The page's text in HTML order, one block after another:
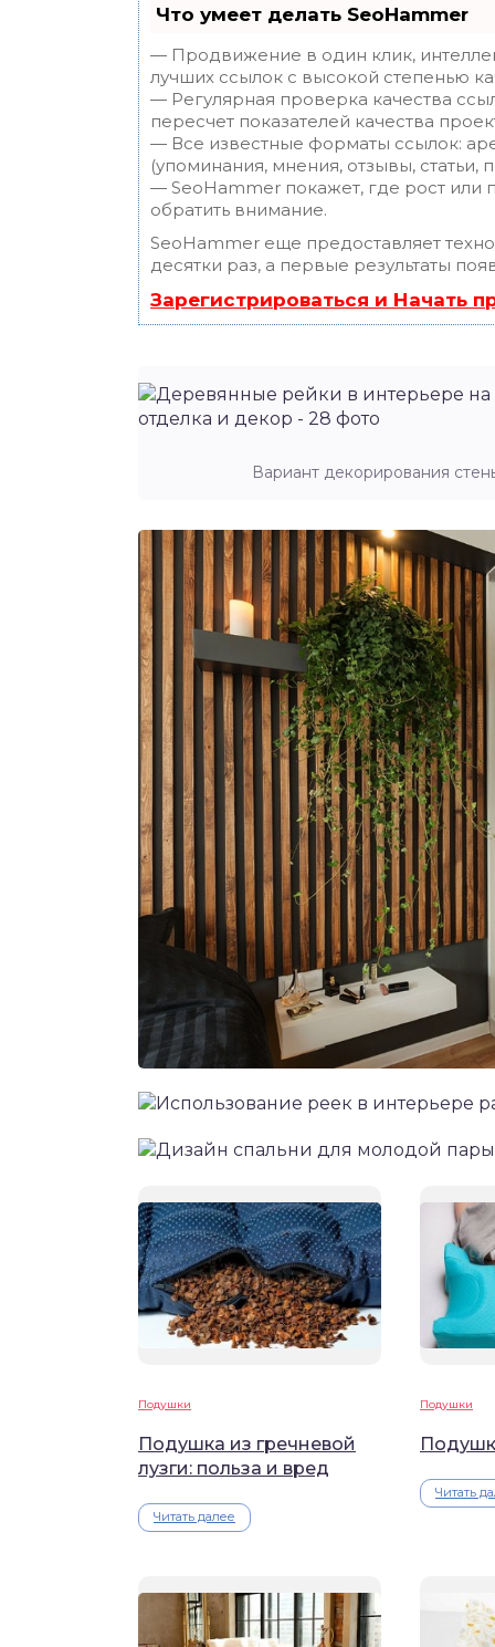
Что умеет делать SeoHammer
— Продвижение в один клик,
лучших ссылок с высокой степенью
— Регулярная проверка качества
пересчет показателей качества
— Все известные форматы ссылок:
(упоминания, мнения, отзывы, статьи,
— SeoHammer покажет, где рост или
обратить внимание.
SeoHammer еще предоставляет
десятки раз, а первые результаты
Зарегистрироваться и Начать
Вариант декорирования
Подушки
Подушка из гречневой
лузги: польза и вред
Читать далее
Подушки
Читать